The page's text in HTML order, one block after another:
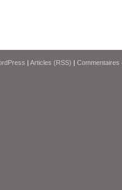
| Articles (RSS) | Commentaires